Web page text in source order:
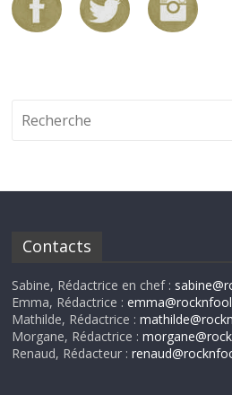
Contacts
Sabine, Rédactrice en chef :
Emma, Rédactrice :
Mathilde, Rédactrice :
Morgane, Rédactrice :
Renaud, Rédacteur :